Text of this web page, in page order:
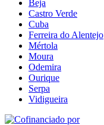
Beja
Castro Verde
Cuba
Ferreira do Alentejo
Mértola
Moura
Odemira
Ourique
Serpa
Vidigueira